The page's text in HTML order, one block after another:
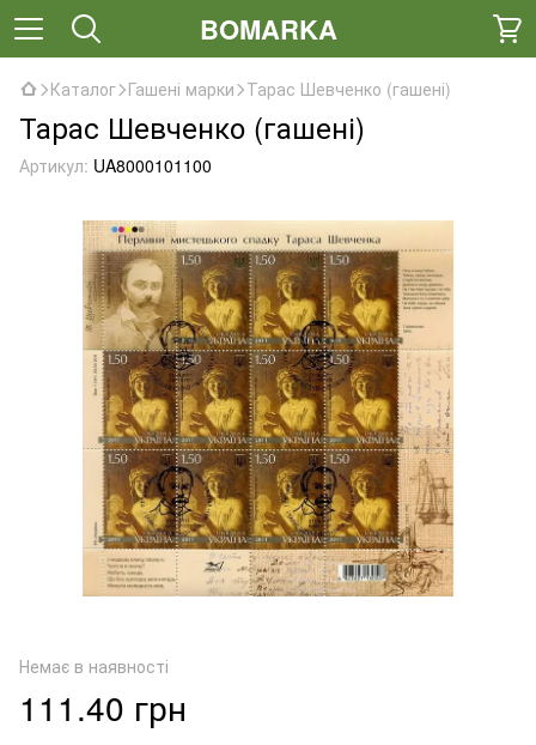
BOMARKA
Каталог Гашені марки Тарас Шевченко (гашені)
Тарас Шевченко (гашені)
Артикул: UA8000101100
Немає в наявності
111.40 грн